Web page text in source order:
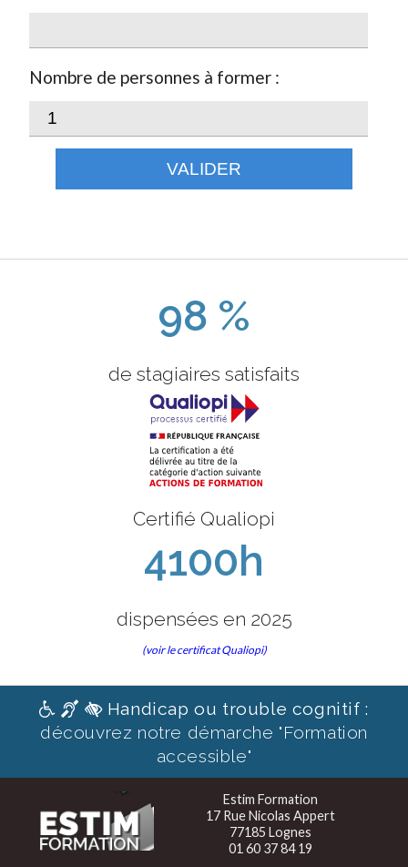
Nombre de personnes à former :
VALIDER
98 %
de stagiaires satisfaits
Certifié Qualiopi
4100h
dispensées en 2025
(voir le certificat Qualiopi)
Handicap ou trouble cognitif :
découvrez notre démarche "Formation
accessible"
Estim Formation
17 Rue Nicolas Appert
77185 Lognes
01 60 37 84 19